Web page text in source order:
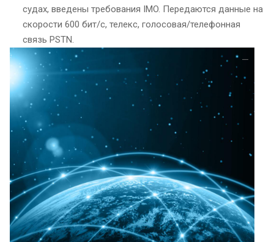
судах, введены требования IMO. Передаются данные на
скорости 600 бит/с, телекс, голосовая/телефонная
связь PSTN.